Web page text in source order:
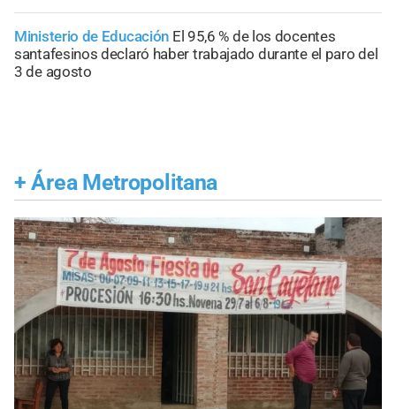
Ministerio de Educación El 95,6 % de los docentes
santafesinos declaró haber trabajado durante el paro del
3 de agosto
+ Área Metropolitana